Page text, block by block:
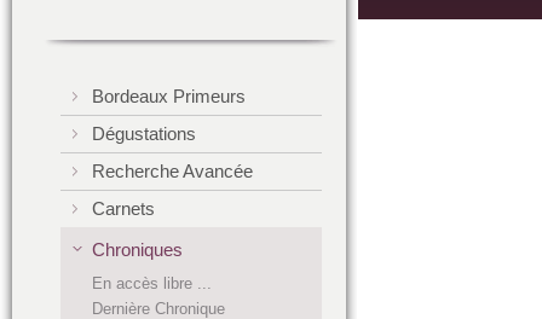
Bordeaux Primeurs
Dégustations
Recherche Avancée
Carnets
Chroniques
En accès libre ...
Dernière Chronique